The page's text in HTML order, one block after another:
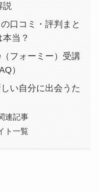
説
口コミ・評判まと
当？
フォーミー）受講
）
い自分に出会うた
連記事
ト一覧